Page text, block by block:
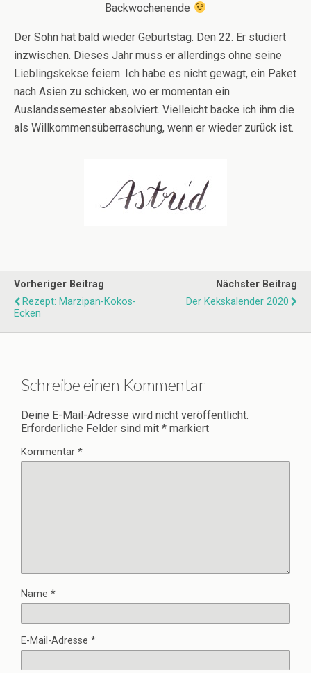
Backwochenende
Der Sohn hat bald wieder Geburtstag. Den 22. Er studiert
inzwischen. Dieses Jahr muss er allerdings ohne seine
Lieblingskekse feiern. Ich habe es nicht gewagt, ein Paket
nach Asien zu schicken, wo er momentan ein
Auslandssemester absolviert. Vielleicht backe ich ihm die
als Willkommensüberraschung, wenn er wieder zurück ist.
Vorheriger Beitrag
Rezept: Marzipan-Kokos-
Ecken
Nächster Beitrag
Der Kekskalender 2020
Schreibe einen Kommentar
Deine E-Mail-Adresse wird nicht veröffentlicht.
Erforderliche Felder sind mit * markiert
Kommentar *
Name *
E-Mail-Adresse *